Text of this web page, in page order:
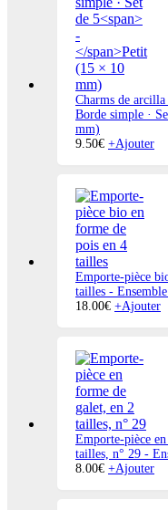
Charms de
Borde simple ·
mm)
9.50€ +Ajouter
Emporte-pièce
tailles -
18.00€ +Ajouter
Emporte-pièce
tailles, n° 29 -
8.00€ +Ajouter